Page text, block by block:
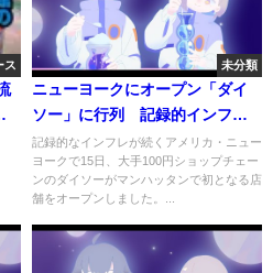
ス 未分類
ニューヨークにオープン「ダイ
ソー」に行列 記録的インフレ
続く中
記録的なインフレが続くアメリカ・ニュー
ヨークで15日、大手100円ショップチェー
ンのダイソーがマンハッタンで初となる店
舗をオープンしました。...